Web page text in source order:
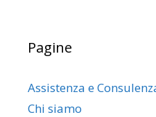
Pagine
Assistenza e
Chi siamo